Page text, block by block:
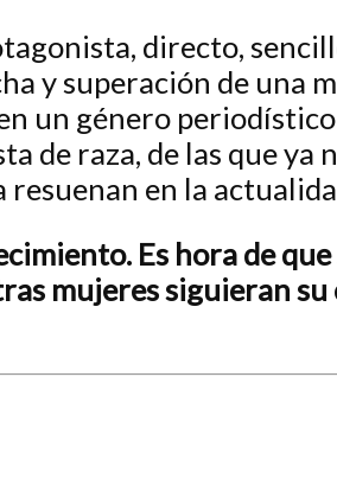
directo,
y superación de una
un género
raza, de las que ya
resuenan en la
Es hora de
mujeres siguieran